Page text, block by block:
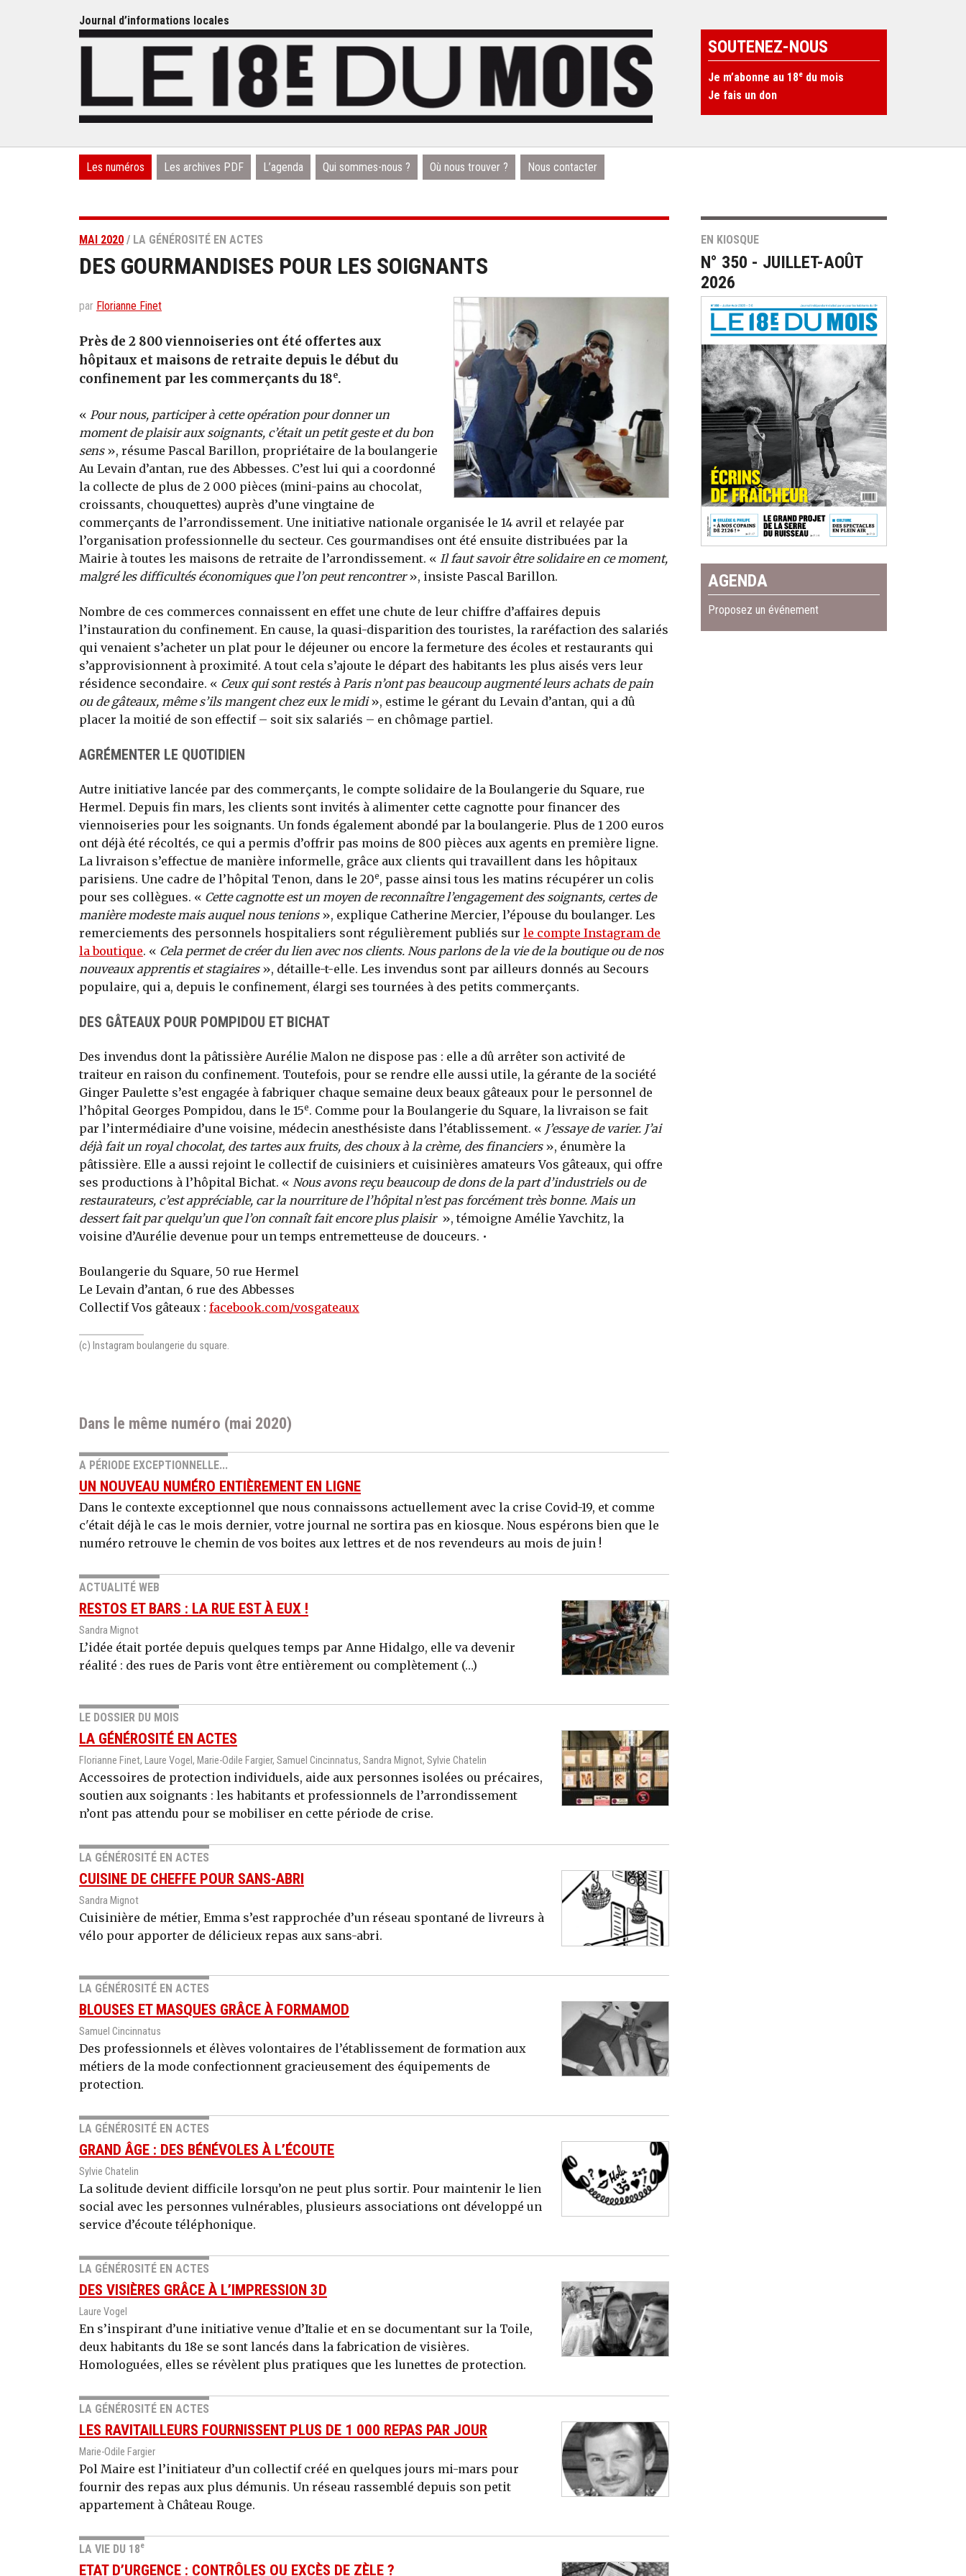
Journal d’informations locales
SOUTENEZ-NOUS
Je m’abonne au 18e du mois
Je fais un don
Les numéros Les archives PDF L’agenda Qui sommes-nous ? Où nous trouver ? Nous contacter
MAI 2020 / LA GÉNÉROSITÉ EN ACTES
DES GOURMANDISES POUR LES SOIGNANTS
par Florianne Finet
Près de 2 800 viennoiseries ont été offertes aux
hôpitaux et maisons de retraite depuis le début du
confinement par les commerçants du 18e.
« Pour nous, participer à cette opération pour donner un
moment de plaisir aux soignants, c’était un petit geste et du bon
sens», résume Pascal Barillon, propriétaire de la boulangerie
Au Levain d’antan, rue des Abbesses. C’est lui qui a coordonné
la collecte de plus de 2 000 pièces (mini-pains au chocolat,
croissants, chouquettes) auprès d’une vingtaine de
commerçants de l’arrondissement. Une initiative nationale organisée le 14 avril et relayée par
l’organisation professionnelle du secteur. Ces gourmandises ont été ensuite distribuées par la
Mairie à toutes les maisons de retraite de l’arrondissement. « Il faut savoir être solidaire en ce moment,
malgré les difficultés économiques que l’on peut rencontrer», insiste Pascal Barillon.
Nombre de ces commerces connaissent en effet une chute de leur chiffre d’affaires depuis
l’instauration du confinement. En cause, la quasi-disparition des touristes, la raréfaction des salariés
qui venaient s’acheter un plat pour le déjeuner ou encore la fermeture des écoles et restaurants qui
s’approvisionnent à proximité. A tout cela s’ajoute le départ des habitants les plus aisés vers leur
résidence secondaire. « Ceux qui sont restés à Paris n’ont pas beaucoup augmenté leurs achats de pain
ou de gâteaux, même s’ils mangent chez eux le midi», estime le gérant du Levain d’antan, qui a dû
placer la moitié de son effectif – soit six salariés – en chômage partiel.
AGRÉMENTER LE QUOTIDIEN
Autre initiative lancée par des commerçants, le compte solidaire de la Boulangerie du Square, rue
Hermel. Depuis fin mars, les clients sont invités à alimenter cette cagnotte pour financer des
viennoiseries pour les soignants. Un fonds également abondé par la boulangerie. Plus de 1 200 euros
ont déjà été récoltés, ce qui a permis d’offrir pas moins de 800 pièces aux agents en première ligne.
La livraison s’effectue de manière informelle, grâce aux clients qui travaillent dans les hôpitaux
parisiens. Une cadre de l’hôpital Tenon, dans le 20e, passe ainsi tous les matins récupérer un colis
pour ses collègues. « Cette cagnotte est un moyen de reconnaître l’engagement des soignants, certes de
manière modeste mais auquel nous tenions», explique Catherine Mercier, l’épouse du boulanger. Les
remerciements des personnels hospitaliers sont régulièrement publiés sur le compte Instagram de
la boutique. « Cela permet de créer du lien avec nos clients. Nous parlons de la vie de la boutique ou de nos
nouveaux apprentis et stagiaires», détaille-t-elle. Les invendus sont par ailleurs donnés au Secours
populaire, qui a, depuis le confinement, élargi ses tournées à des petits commerçants.
DES GÂTEAUX POUR POMPIDOU ET BICHAT
Des invendus dont la pâtissière Aurélie Malon ne dispose pas : elle a dû arrêter son activité de
traiteur en raison du confinement. Toutefois, pour se rendre elle aussi utile, la gérante de la société
Ginger Paulette s’est engagée à fabriquer chaque semaine deux beaux gâteaux pour le personnel de
l’hôpital Georges Pompidou, dans le 15e. Comme pour la Boulangerie du Square, la livraison se fait
par l’intermédiaire d’une voisine, médecin anesthésiste dans l’établissement. « J’essaye de varier. J’ai
déjà fait un royal chocolat, des tartes aux fruits, des choux à la crème, des financiers», énumère la
pâtissière. Elle a aussi rejoint le collectif de cuisiniers et cuisinières amateurs Vos gâteaux, qui offre
ses productions à l’hôpital Bichat. « Nous avons reçu beaucoup de dons de la part d’industriels ou de
restaurateurs, c’est appréciable, car la nourriture de l’hôpital n’est pas forcément très bonne. Mais un
dessert fait par quelqu’un que l’on connaît fait encore plus plaisir », témoigne Amélie Yavchitz, la
voisine d’Aurélie devenue pour un temps entremetteuse de douceurs. •
Boulangerie du Square, 50 rue Hermel
Le Levain d’antan, 6 rue des Abbesses
Collectif Vos gâteaux : facebook.com/vosgateaux
(c) Instagram boulangerie du square.
Dans le même numéro (mai 2020)
A PÉRIODE EXCEPTIONNELLE...
UN NOUVEAU NUMÉRO ENTIÈREMENT EN LIGNE
Dans le contexte exceptionnel que nous connaissons actuellement avec la crise Covid-19, et comme
c'était déjà le cas le mois dernier, votre journal ne sortira pas en kiosque. Nous espérons bien que le
numéro retrouve le chemin de vos boites aux lettres et de nos revendeurs au mois de juin !
ACTUALITÉ WEB
RESTOS ET BARS : LA RUE EST À EUX !
Sandra Mignot
L’idée était portée depuis quelques temps par Anne Hidalgo, elle va devenir
réalité : des rues de Paris vont être entièrement ou complètement (…)
LE DOSSIER DU MOIS
LA GÉNÉROSITÉ EN ACTES
Florianne Finet, Laure Vogel, Marie-Odile Fargier, Samuel Cincinnatus, Sandra Mignot, Sylvie Chatelin
Accessoires de protection individuels, aide aux personnes isolées ou précaires,
soutien aux soignants : les habitants et professionnels de l’arrondissement
n’ont pas attendu pour se mobiliser en cette période de crise.
LA GÉNÉROSITÉ EN ACTES
CUISINE DE CHEFFE POUR SANS-ABRI
Sandra Mignot
Cuisinière de métier, Emma s’est rapprochée d’un réseau spontané de livreurs à
vélo pour apporter de délicieux repas aux sans-abri.
LA GÉNÉROSITÉ EN ACTES
BLOUSES ET MASQUES GRÂCE À FORMAMOD
Samuel Cincinnatus
Des professionnels et élèves volontaires de l’établissement de formation aux
métiers de la mode confectionnent gracieusement des équipements de
protection.
LA GÉNÉROSITÉ EN ACTES
GRAND ÂGE : DES BÉNÉVOLES À L’ÉCOUTE
Sylvie Chatelin
La solitude devient difficile lorsqu’on ne peut plus sortir. Pour maintenir le lien
social avec les personnes vulnérables, plusieurs associations ont développé un
service d’écoute téléphonique.
LA GÉNÉROSITÉ EN ACTES
DES VISIÈRES GRÂCE À L’IMPRESSION 3D
Laure Vogel
En s’inspirant d’une initiative venue d’Italie et en se documentant sur la Toile,
deux habitants du 18e se sont lancés dans la fabrication de visières.
Homologuées, elles se révèlent plus pratiques que les lunettes de protection.
LA GÉNÉROSITÉ EN ACTES
LES RAVITAILLEURS FOURNISSENT PLUS DE 1 000 REPAS PAR JOUR
Marie-Odile Fargier
Pol Maire est l’initiateur d’un collectif créé en quelques jours mi-mars pour
fournir des repas aux plus démunis. Un réseau rassemblé depuis son petit
appartement à Château Rouge.
LA VIE DU 18e
ETAT D’URGENCE : CONTRÔLES OU EXCÈS DE ZÈLE ?
EN KIOSQUE
N° 350 - JUILLET-AOÛT
2026
AGENDA
Proposez un événement